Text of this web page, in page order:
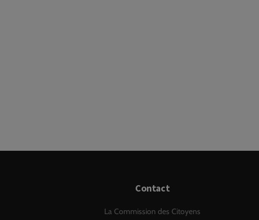
Contact
La Commission des Citoyens